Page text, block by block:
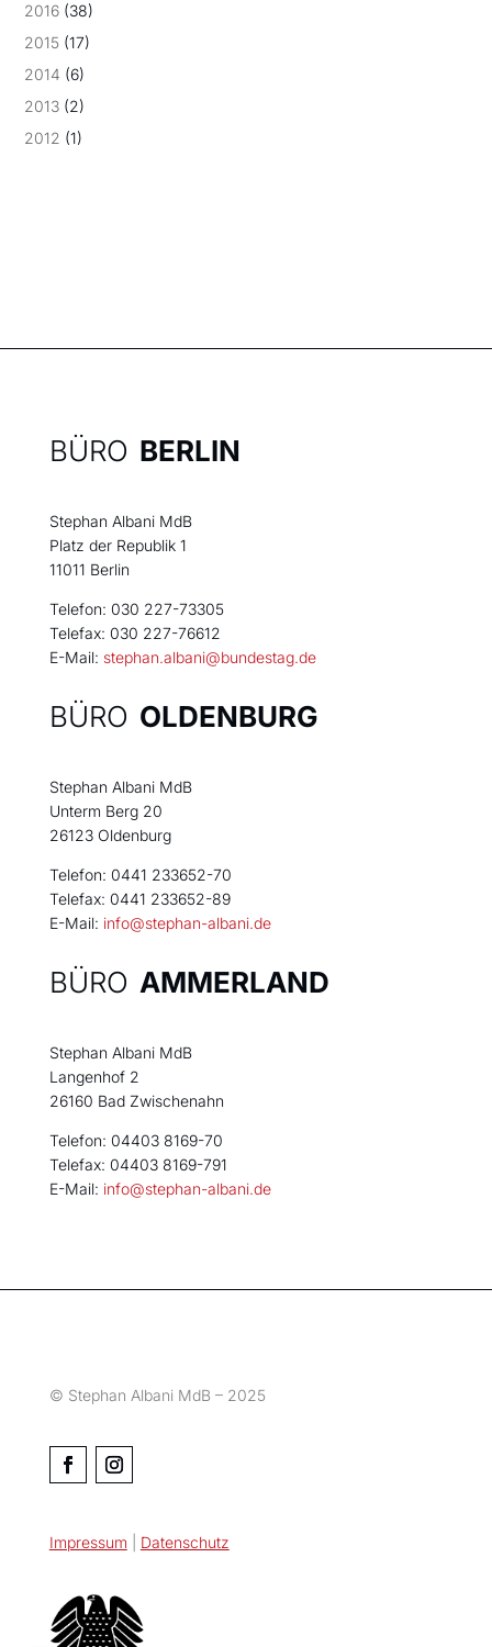
2016 (38)
2015 (17)
2014 (6)
2013 (2)
2012 (1)
BÜRO BERLIN
Stephan Albani MdB
Platz der Republik 1
11011 Berlin
Telefon: 030 227-73305
Telefax: 030 227-76612
E-Mail: stephan.albani@bundestag.de
BÜRO OLDENBURG
Stephan Albani MdB
Unterm Berg 20
26123 Oldenburg
Telefon: 0441 233652-70
Telefax: 0441 233652-89
E-Mail: info@stephan-albani.de
BÜRO AMMERLAND
Stephan Albani MdB
Langenhof 2
26160 Bad Zwischenahn
Telefon: 04403 8169-70
Telefax: 04403 8169-791
E-Mail: info@stephan-albani.de
© Stephan Albani MdB – 2025
Impressum Datenschutz